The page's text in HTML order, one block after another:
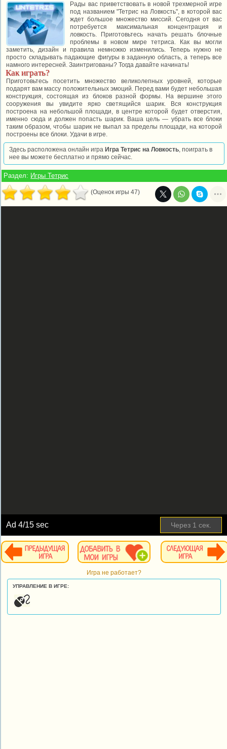
Рады вас приветствовать в новой трехмерной игре
под названием "Тетрис на Ловкость", в которой вас
ждет большое множество миссий. Сегодня от вас
потребуется максимальная концентрация и
ловкость. Приготовьтесь начать решать блочные
проблемы в новом мире тетриса. Как вы могли
заметить, дизайн и правила немножко изменились. Теперь нужно не
просто складывать падающие фигуры в заданную область, а теперь все
намного интересней. Заинтригованы? Тогда давайте начинать!
Как играть?
Приготовьтесь посетить множество великолепных уровней, которые
подарят вам массу положительных эмоций. Перед вами будет небольшая
конструкция, состоящая из блоков разной формы. На вершине этого
сооружения вы увидите ярко светящийся шарик. Вся конструкция
построена на небольшой площади, в центре которой будет отверстия,
именно сюда и должен попасть шарик. Ваша цель — убрать все блоки
таким образом, чтобы шарик не выпал за пределы площади, на которой
построены все блоки. Удачи в игре.
Здесь расположена онлайн игра Игра Тетрис на Ловкость, поиграть в
нее вы можете бесплатно и прямо сейчас.
Раздел: Игры Тетрис
(Оценок игры 47)
Ad4/15 sec Через 1 сек.
Игра не работает?
УПРАВЛЕНИЕ В ИГРЕ: